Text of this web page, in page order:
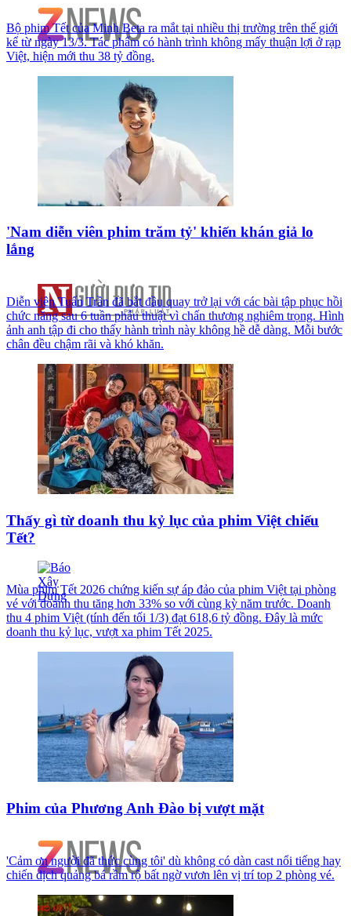
Bộ phim Tết của Minh Beta ra mắt tại nhiều thị trường trên thế giới
kể từ ngày 13/3. Tác phẩm có hành trình không mấy thuận lợi ở rạp
Việt, hiện mới thu 38 tỷ đồng.
'Nam diễn viên phim trăm tỷ' khiến khán giả lo
lắng
Diễn viên Tuấn Trần đã bắt đầu quay trở lại với các bài tập phục hồi
chức năng sau 6 tuần phẫu thuật vì chấn thương nghiêm trọng. Hình
ảnh anh tập đi cho thấy hành trình này không hề dễ dàng. Mỗi bước
chân đều chậm rãi và khó khăn.
Thấy gì từ doanh thu kỷ lục của phim Việt chiếu
Tết?
Mùa phim Tết 2026 chứng kiến sự áp đảo của phim Việt tại phòng
vé với doanh thu tăng hơn 33% so với cùng kỳ năm trước. Doanh
thu 4 phim Việt (tính đến tối 1/3) đạt 618,6 tỷ đồng. Đây là mức
doanh thu kỷ lục, vượt xa phim Tết 2025.
Phim của Phương Anh Đào bị vượt mặt
'Cảm ơn người đã thức cùng tôi' dù không có dàn cast nổi tiếng hay
chiến dịch quảng bá rầm rộ bất ngờ vươn lên vị trí top 2 phòng vé.